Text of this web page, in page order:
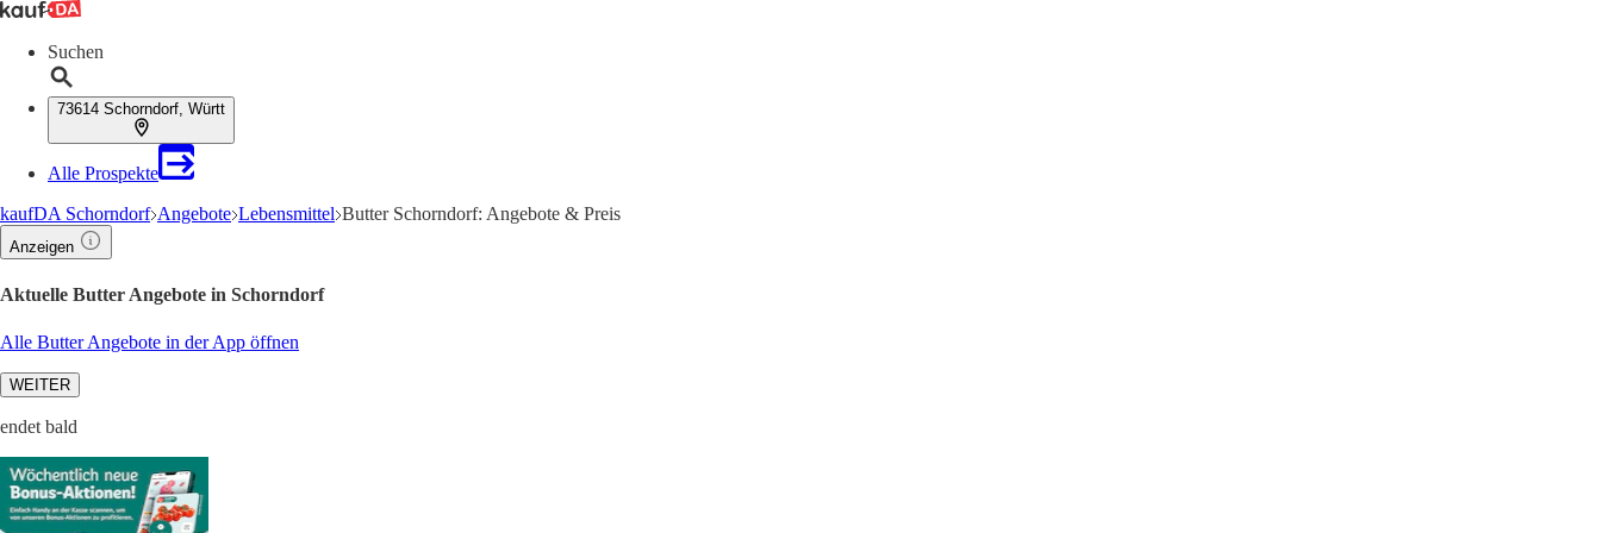
Suchen
73614 Schorndorf, Württ
Alle Prospekte
kaufDA Schorndorf Angebote Lebensmittel Butter Schorndorf: Angebote & Preis
Anzeigen
Aktuelle Butter Angebote in Schorndorf
Alle Butter Angebote in der App öffnen
WEITER
endet bald